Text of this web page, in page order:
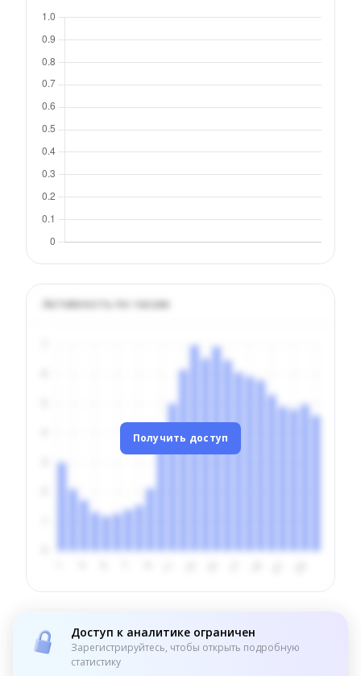
Активность по часам
Получить доступ
Доступ к аналитике ограничен
Зарегистрируйтесь, чтобы открыть подробную
статистику